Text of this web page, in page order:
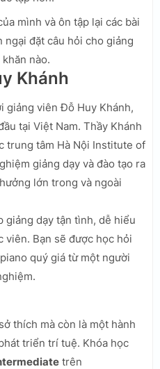
mình và ôn tập lại các bài
đặt câu hỏi cho giảng
nào.
Khánh
giảng viên Đỗ Huy Khánh,
tại Việt Nam. Thầy Khánh
trung tâm Hà Nội Institute of
giảng dạy và đào tạo ra
lớn trong và ngoài
giảng dạy tận tình, dễ hiểu
viên. Bạn sẽ được học hỏi
quý giá từ một người
thích mà còn là một hành
triển trí tuệ. Khóa học
trên